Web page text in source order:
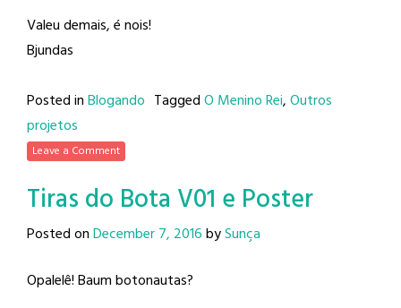
Valeu demais, é nois!
Bjundas
Posted inBlogando TaggedO Menino Rei,Outros
projetos
Leave a Comment
Tiras do Bota V01 e Poster
Posted onDecember 7, 2016bySunça
Opalelê! Baum botonautas?